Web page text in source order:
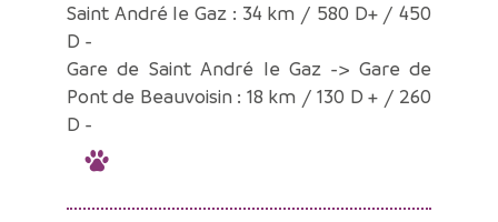
Saint André le Gaz : 34 km / 580 D+ / 450
D -
Gare de Saint André le Gaz -> Gare de
Pont de Beauvoisin : 18 km / 130 D + / 260
D -